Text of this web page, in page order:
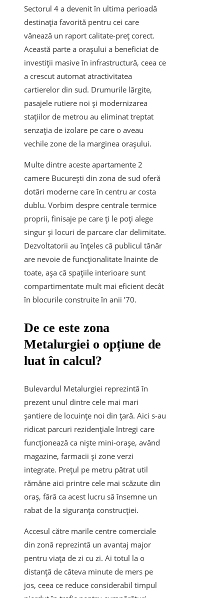
Sectorul 4 a devenit în ultima perioadă
destinația favorită pentru cei care
vânează un raport calitate-preț corect.
Această parte a orașului a beneficiat de
investiții masive în infrastructură, ceea ce
a crescut automat atractivitatea
cartierelor din sud. Drumurile lărgite,
pasajele rutiere noi și modernizarea
stațiilor de metrou au eliminat treptat
senzația de izolare pe care o aveau
vechile zone de la marginea orașului.
Multe dintre aceste apartamente 2
camere București din zona de sud oferă
dotări moderne care în centru ar costa
dublu. Vorbim despre centrale termice
proprii, finisaje pe care ți le poți alege
singur și locuri de parcare clar delimitate.
Dezvoltatorii au înțeles că publicul tânăr
are nevoie de funcționalitate înainte de
toate, așa că spațiile interioare sunt
compartimentate mult mai eficient decât
în blocurile construite în anii ’70.
De ce este zona
Metalurgiei o opțiune de
luat în calcul?
Bulevardul Metalurgiei reprezintă în
prezent unul dintre cele mai mari
șantiere de locuințe noi din țară. Aici s-au
ridicat parcuri rezidențiale întregi care
funcționează ca niște mini-orașe, având
magazine, farmacii și zone verzi
integrate. Prețul pe metru pătrat util
rămâne aici printre cele mai scăzute din
oraș, fără ca acest lucru să însemne un
rabat de la siguranța construcției.
Accesul către marile centre comerciale
din zonă reprezintă un avantaj major
pentru viața de zi cu zi. Ai totul la o
distanță de câteva minute de mers pe
jos, ceea ce reduce considerabil timpul